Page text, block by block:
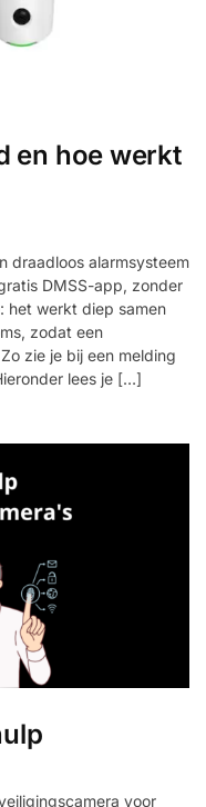
en hoe werkt
draadloos alarmsysteem
DMSS-app, zonder
het werkt diep samen
zodat een
zie je bij een melding
lees je […]
voor